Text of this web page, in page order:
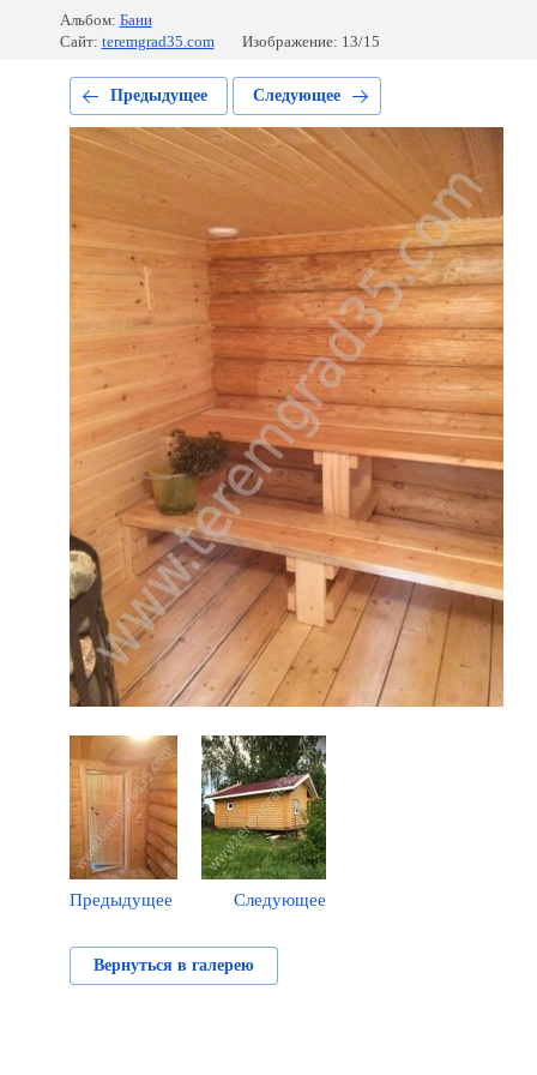
Альбом: Бани
Сайт: teremgrad35.com Изображение: 13/15
Предыдущее Следующее
Предыдущее Следующее
Вернуться в галерею